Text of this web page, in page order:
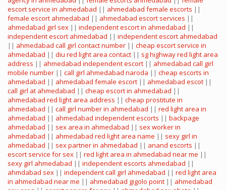
escort service in ahmedabad || ahmedabad female escorts ||
female escort ahmedabad || ahmedabad escort services ||
ahmedabad girl sex || independent escort in ahmedabad ||
independent escort ahmedabad || independent escort ahmedabad
|| ahmedabad call girl contact number || cheap escort service in
ahmedabad || diu red light area contact || sg highway red light area
address || ahmedabad independent escort || ahmedabad call girl
mobile number || call girl ahmedabad naroda || cheap escorts in
ahmedabad || ahmedabad female escort || ahmedabad escot ||
call girl at ahmedabad || cheap escort in ahmedabad ||
ahmedabad red light area address || cheap prostitute in
ahmedabad || call girl number in ahmedabad || red light area in
ahmedabad || ahmedabad independent escorts || backpage
ahmedabad || sex area in ahmedabad || sex worker in
ahmedabad || ahmedabad red light area name || sexy girl in
ahmedabad || sex partner in ahmedabad || anand escorts ||
escort service for sex || red light area in ahmedabad near me ||
sexy girl ahmedabad || independent escorts ahmedabad ||
ahmdabad sex || independent call girl ahmedabad || red light area
in ahmedabad near me || ahmedabad gigolo point || ahmedabad